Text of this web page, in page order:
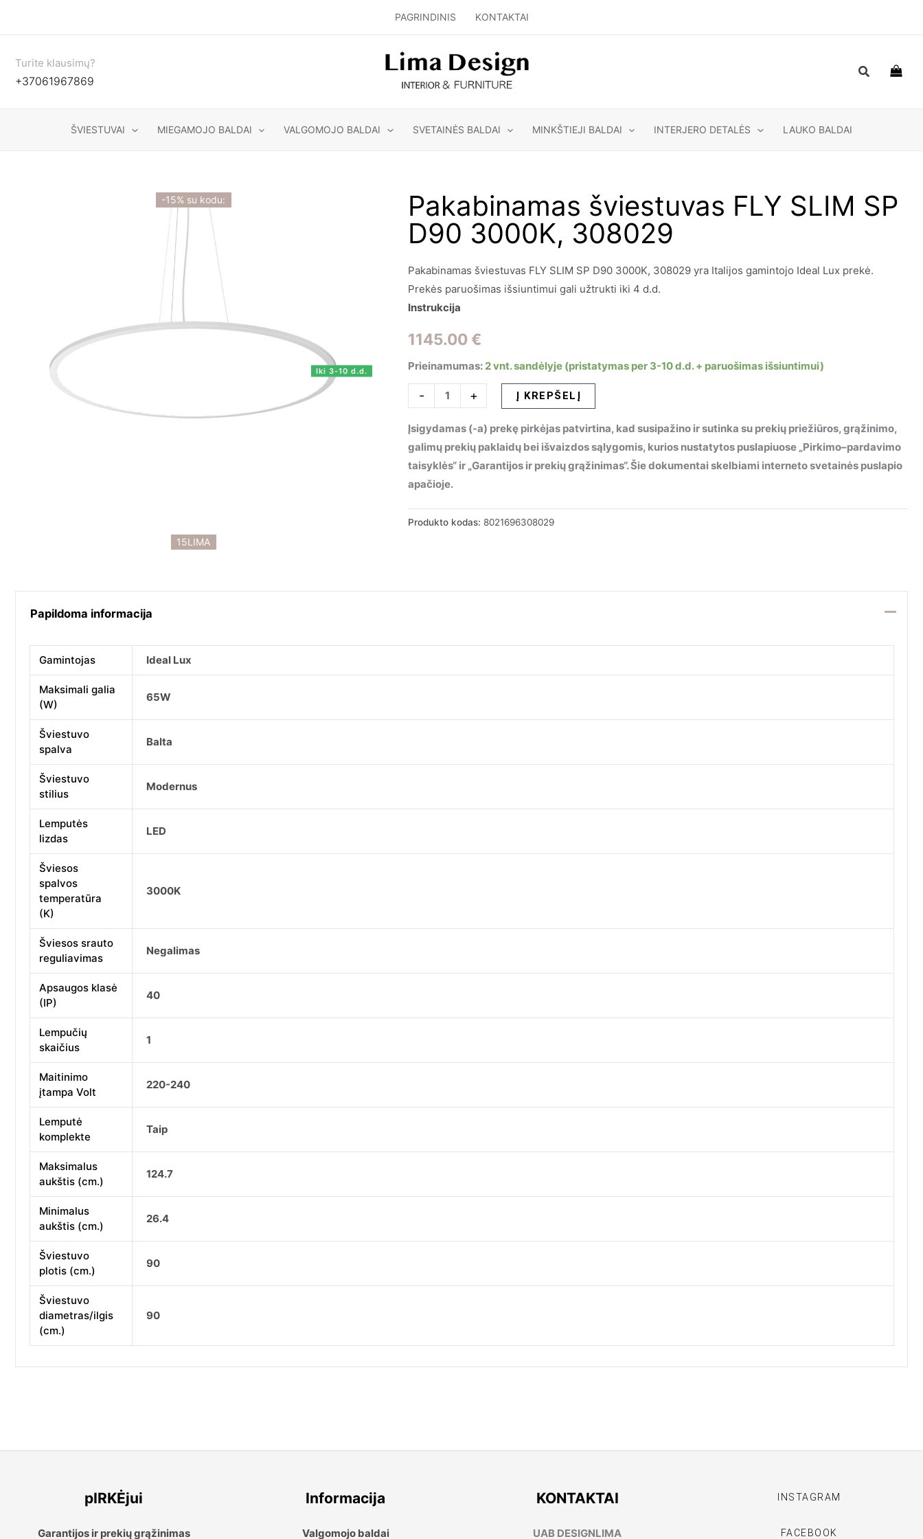
PAGRINDINIS KONTAKTAI
Turite klausimų?
+37061967869
Paieška
ŠVIESTUVAI MIEGAMOJO BALDAI VALGOMOJO BALDAI SVETAINĖS BALDAI MINKŠTIEJI BALDAI INTERJERO DETALĖS LAUKO BALDAI
15LIMA
-15% su kodu:
Iki 3-10 d.d.
Pakabinamas šviestuvas FLY SLIM SP
D90 3000K, 308029
Pakabinamas šviestuvas FLY SLIM SP D90 3000K, 308029 yra Italijos gamintojo Ideal Lux prekė.
Prekės paruošimas išsiuntimui gali užtrukti iki 4 d.d.
Instrukcija
1145.00 €
Prieinamumas: 2 vnt. sandėlyje (pristatymas per 3-10 d.d. + paruošimas išsiuntimui)
-
produkto
kiekis:
Pakabinamas
šviestuvas
FLY
SLIM
D90
+ Į KREPŠELĮ
Įsigydamas (-a) prekę pirkėjas patvirtina, kad susipažino ir sutinka su prekių priežiūros, grąžinimo,
galimų prekių paklaidų bei išvaizdos sąlygomis, kurios nustatytos puslapiuose „Pirkimo–pardavimo
taisyklės“ ir „Garantijos ir prekių grąžinimas“. Šie dokumentai skelbiami interneto svetainės puslapio
apačioje.
Produkto kodas: 8021696308029
Papildoma informacija
Gamintojas Ideal Lux
Maksimali galia
(W)
65W
Šviestuvo
spalva
Balta
Šviestuvo
stilius
Modernus
Lemputės
lizdas
LED
Šviesos
spalvos
temperatūra
(K)
3000K
Šviesos srauto
reguliavimas
Negalimas
Apsaugos klasė
(IP)
40
Lempučių
skaičius
1
Maitinimo
įtampa Volt
220-240
Lemputė
komplekte
Taip
Maksimalus
aukštis (cm.)
124.7
Minimalus
aukštis (cm.)
26.4
Šviestuvo
plotis (cm.)
90
Šviestuvo
diametras/ilgis
(cm.)
90
pIRKĖjui
Garantijos ir prekių grąžinimas
Informacija
Valgomojo baldai
KONTAKTAI
UAB DESIGNLIMA
INSTAGRAM
FACEBOOK